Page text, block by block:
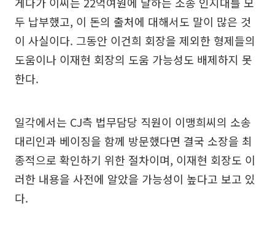
두 납부했고, 이 돈의 출처에 대해서도 말이 많은 것
이 사실이다. 그동안 이건희 회장을 제외한 형제들의
도움이나 이재현 회장의 도움 가능성도 배제하지 못
한다.
일각에서는 CJ측 법무담당 직원이 이맹희씨의 소송
대리인과 베이징을 함께 방문했다면 결국 소장을 최
종적으로 확인하기 위한 절차이며, 이재현 회장도 이
러한 내용을 사전에 알았을 가능성이 높다고 보고 있
다.